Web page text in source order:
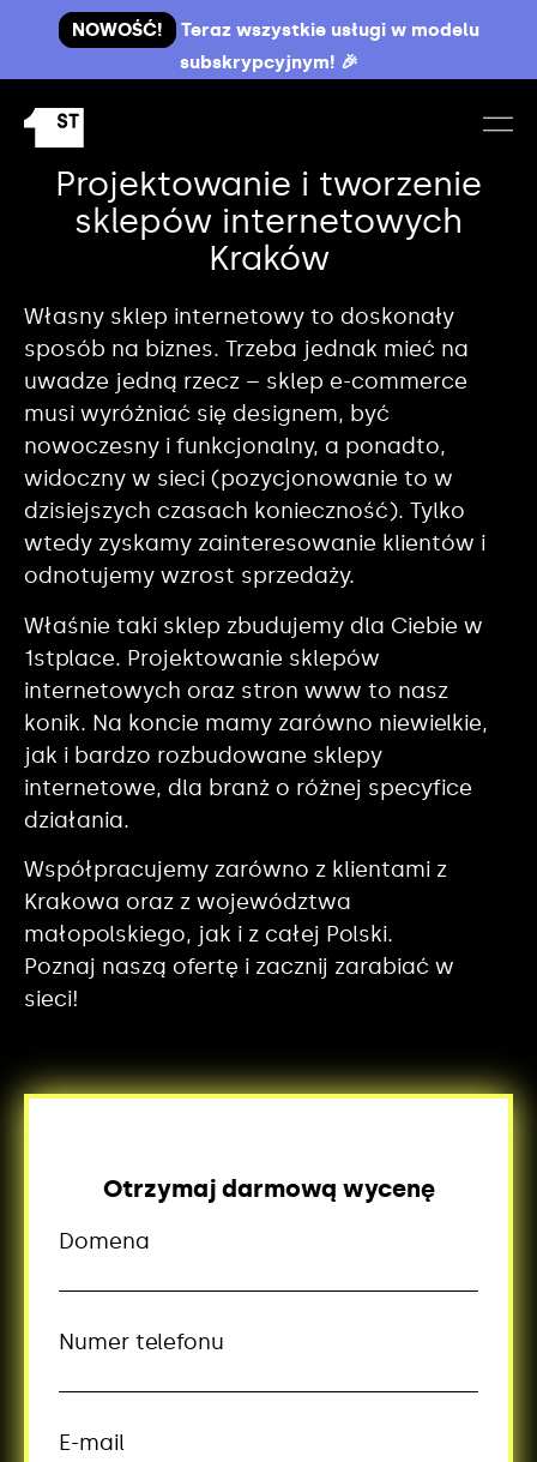
NOWOŚĆ!
Teraz wszystkie usługi w modelu
subskrypcyjnym! 🎉
Projektowanie i tworzenie
sklepów internetowych
Kraków
Własny sklep internetowy to doskonały
sposób na biznes. Trzeba jednak mieć na
uwadze jedną rzecz – sklep e-commerce
musi wyróżniać się designem, być
nowoczesny i funkcjonalny, a ponadto,
widoczny w sieci (pozycjonowanie to w
dzisiejszych czasach konieczność). Tylko
wtedy zyskamy zainteresowanie klientów i
odnotujemy wzrost sprzedaży.
Właśnie taki sklep zbudujemy dla Ciebie w
1stplace. Projektowanie sklepów
internetowych oraz stron www to nasz
konik. Na koncie mamy zarówno niewielkie,
jak i bardzo rozbudowane sklepy
internetowe, dla branż o różnej specyfice
działania.
Współpracujemy zarówno z klientami z
Krakowa oraz z województwa
małopolskiego, jak i z całej Polski.
Poznaj naszą ofertę i zacznij zarabiać w
sieci!
Otrzymaj darmową wycenę
Domena
Numer telefonu
E-mail